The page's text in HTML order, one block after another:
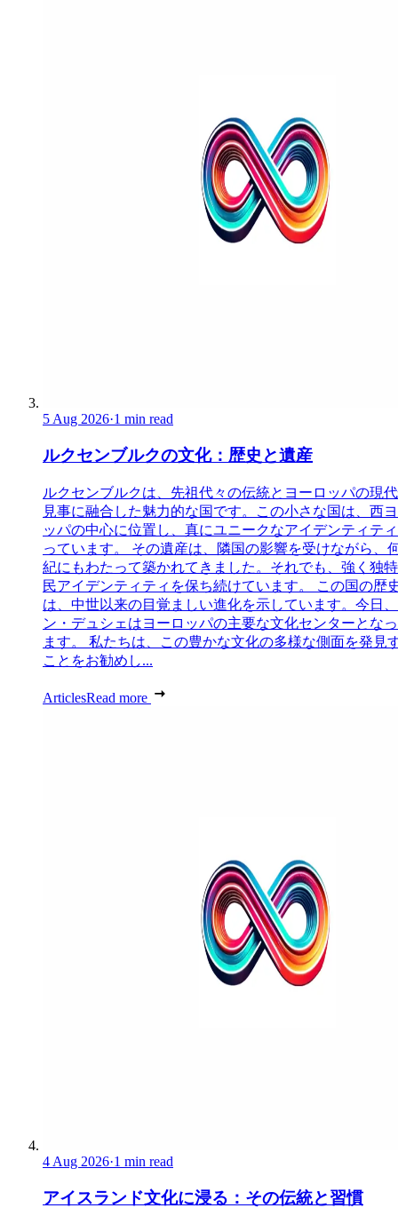
5 Aug 2026·1 min read
ルクセンブルクの文化：歴史と遺産
ルクセンブルクは、先祖代々の伝統とヨーロッパの現
見事に融合した魅力的な国です。この小さな国は、西
ッパの中心に位置し、真にユニークなアイデンティテ
っています。 その遺産は、隣国の影響を受けながら、
紀にもわたって築かれてきました。それでも、強く独
民アイデンティティを保ち続けています。 この国の歴
は、中世以来の目覚ましい進化を示しています。今日
ン・デュシェはヨーロッパの主要な文化センターとな
ます。 私たちは、この豊かな文化の多様な側面を発見
ことをお勧めし...
ArticlesRead more
4 Aug 2026·1 min read
アイスランド文化に浸る：その伝統と習慣